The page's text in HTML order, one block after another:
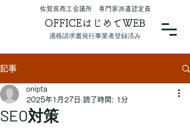
OFFICEはじめてWEB
​佐賀県商工会議所 専門家派遣認定員
適格請求書発行事業者登録済み
記事
SEO対策
onipta
2025年1月27日 読了時間: 1分